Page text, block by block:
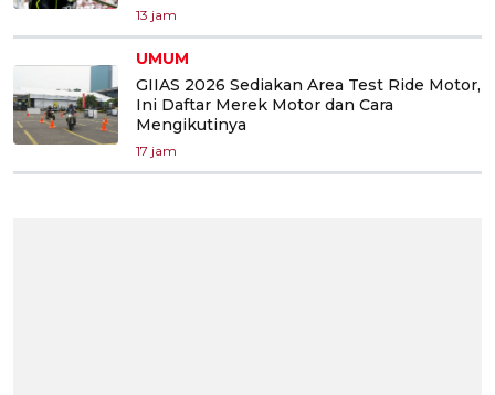
13 jam
UMUM
GIIAS 2026 Sediakan Area Test Ride Motor,
Ini Daftar Merek Motor dan Cara
Mengikutinya
17 jam